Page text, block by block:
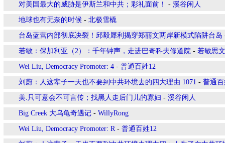
对美国最大的威胁是伊斯兰和中共；彩礼面前！ - 溪谷闲人
地球也有无奈的时候 - 北极雪橇
台岛蓝营内部彻底决裂！邱毅犀利揭穿郑丽文两岸新模式陷阱台岛
若敏：保加利亚（2）：千年钟声，走进巴奇科夫修道院 - 若敏思文
Wei Liu, Democracy Promoter: 4 - 普通百姓12
刘蔚：人这辈子一天也不要到中共环境去的四大理由 1071 - 普通百
美.只可意会不可言传；找黑人走后门儿的寡妇 - 溪谷闲人
Big Creek 大乌龟奇遇记 - WillyRong
Wei Liu, Democracy Promoter: R- 普通百姓12